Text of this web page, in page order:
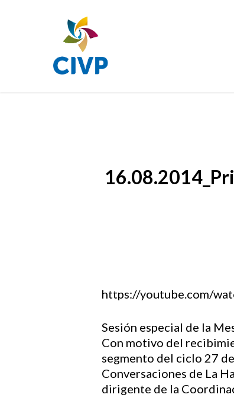
https://youtube.com/
Sesión especial de la
Con motivo del
segmento del ciclo 27
Conversaciones de La
dirigente de la